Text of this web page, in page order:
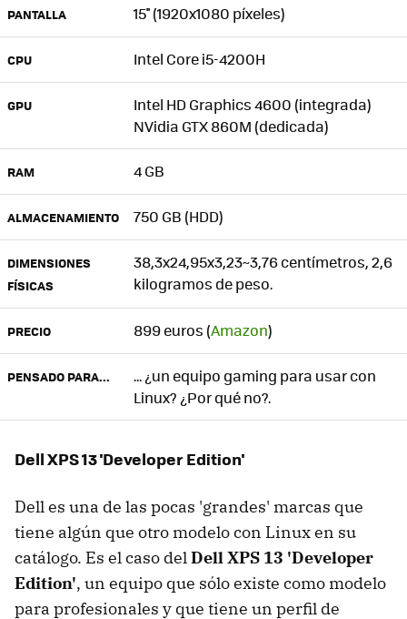
PANTALLA 15'' (1920x1080 píxeles)
CPU Intel Core i5-4200H
GPU
Intel HD Graphics 4600 (integrada)
NVidia GTX 860M (dedicada)
RAM 4 GB
ALMACENAMIENTO 750 GB (HDD)
DIMENSIONES
FÍSICAS
38,3x24,95x3,23~3,76 centímetros, 2,6
kilogramos de peso.
PRECIO 899 euros (Amazon)
PENSADO PARA...
... ¿un equipo gaming para usar con
Linux? ¿Por qué no?.
Dell XPS 13 'Developer Edition'
Dell es una de las pocas 'grandes' marcas que
tiene algún que otro modelo con Linux en su
catálogo. Es el caso delDell XPS 13 'Developer
Edition', un equipo que sólo existe como modelo
para profesionales y que tiene un perfil de